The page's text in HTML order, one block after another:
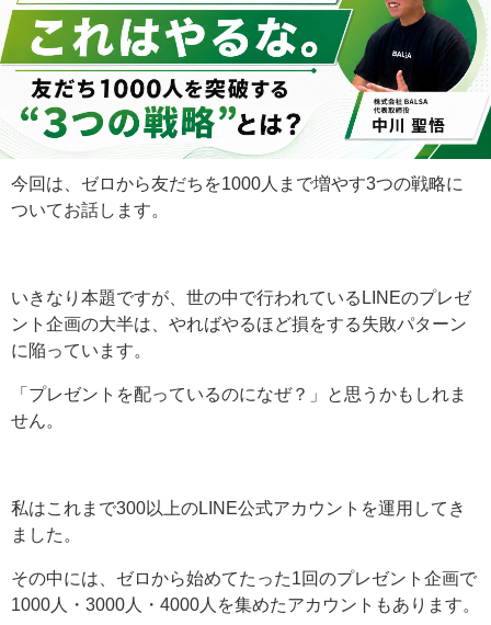
今回は、ゼロから友だちを1000人まで増やす3つの戦略に
ついてお話します。
いきなり本題ですが、世の中で行われているLINEのプレゼ
ント企画の大半は、やればやるほど損をする失敗パターン
に陥っています。
「プレゼントを配っているのになぜ？」と思うかもしれま
せん。
私はこれまで300以上のLINE公式アカウントを運用してき
ました。
その中には、ゼロから始めてたった1回のプレゼント企画で
1000人・3000人・4000人を集めたアカウントもあります。